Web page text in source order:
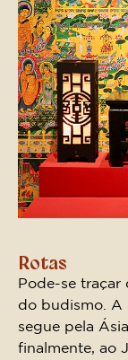
Rotas
Pode-se traçar
do budismo. A
segue pela
finalmente, ao